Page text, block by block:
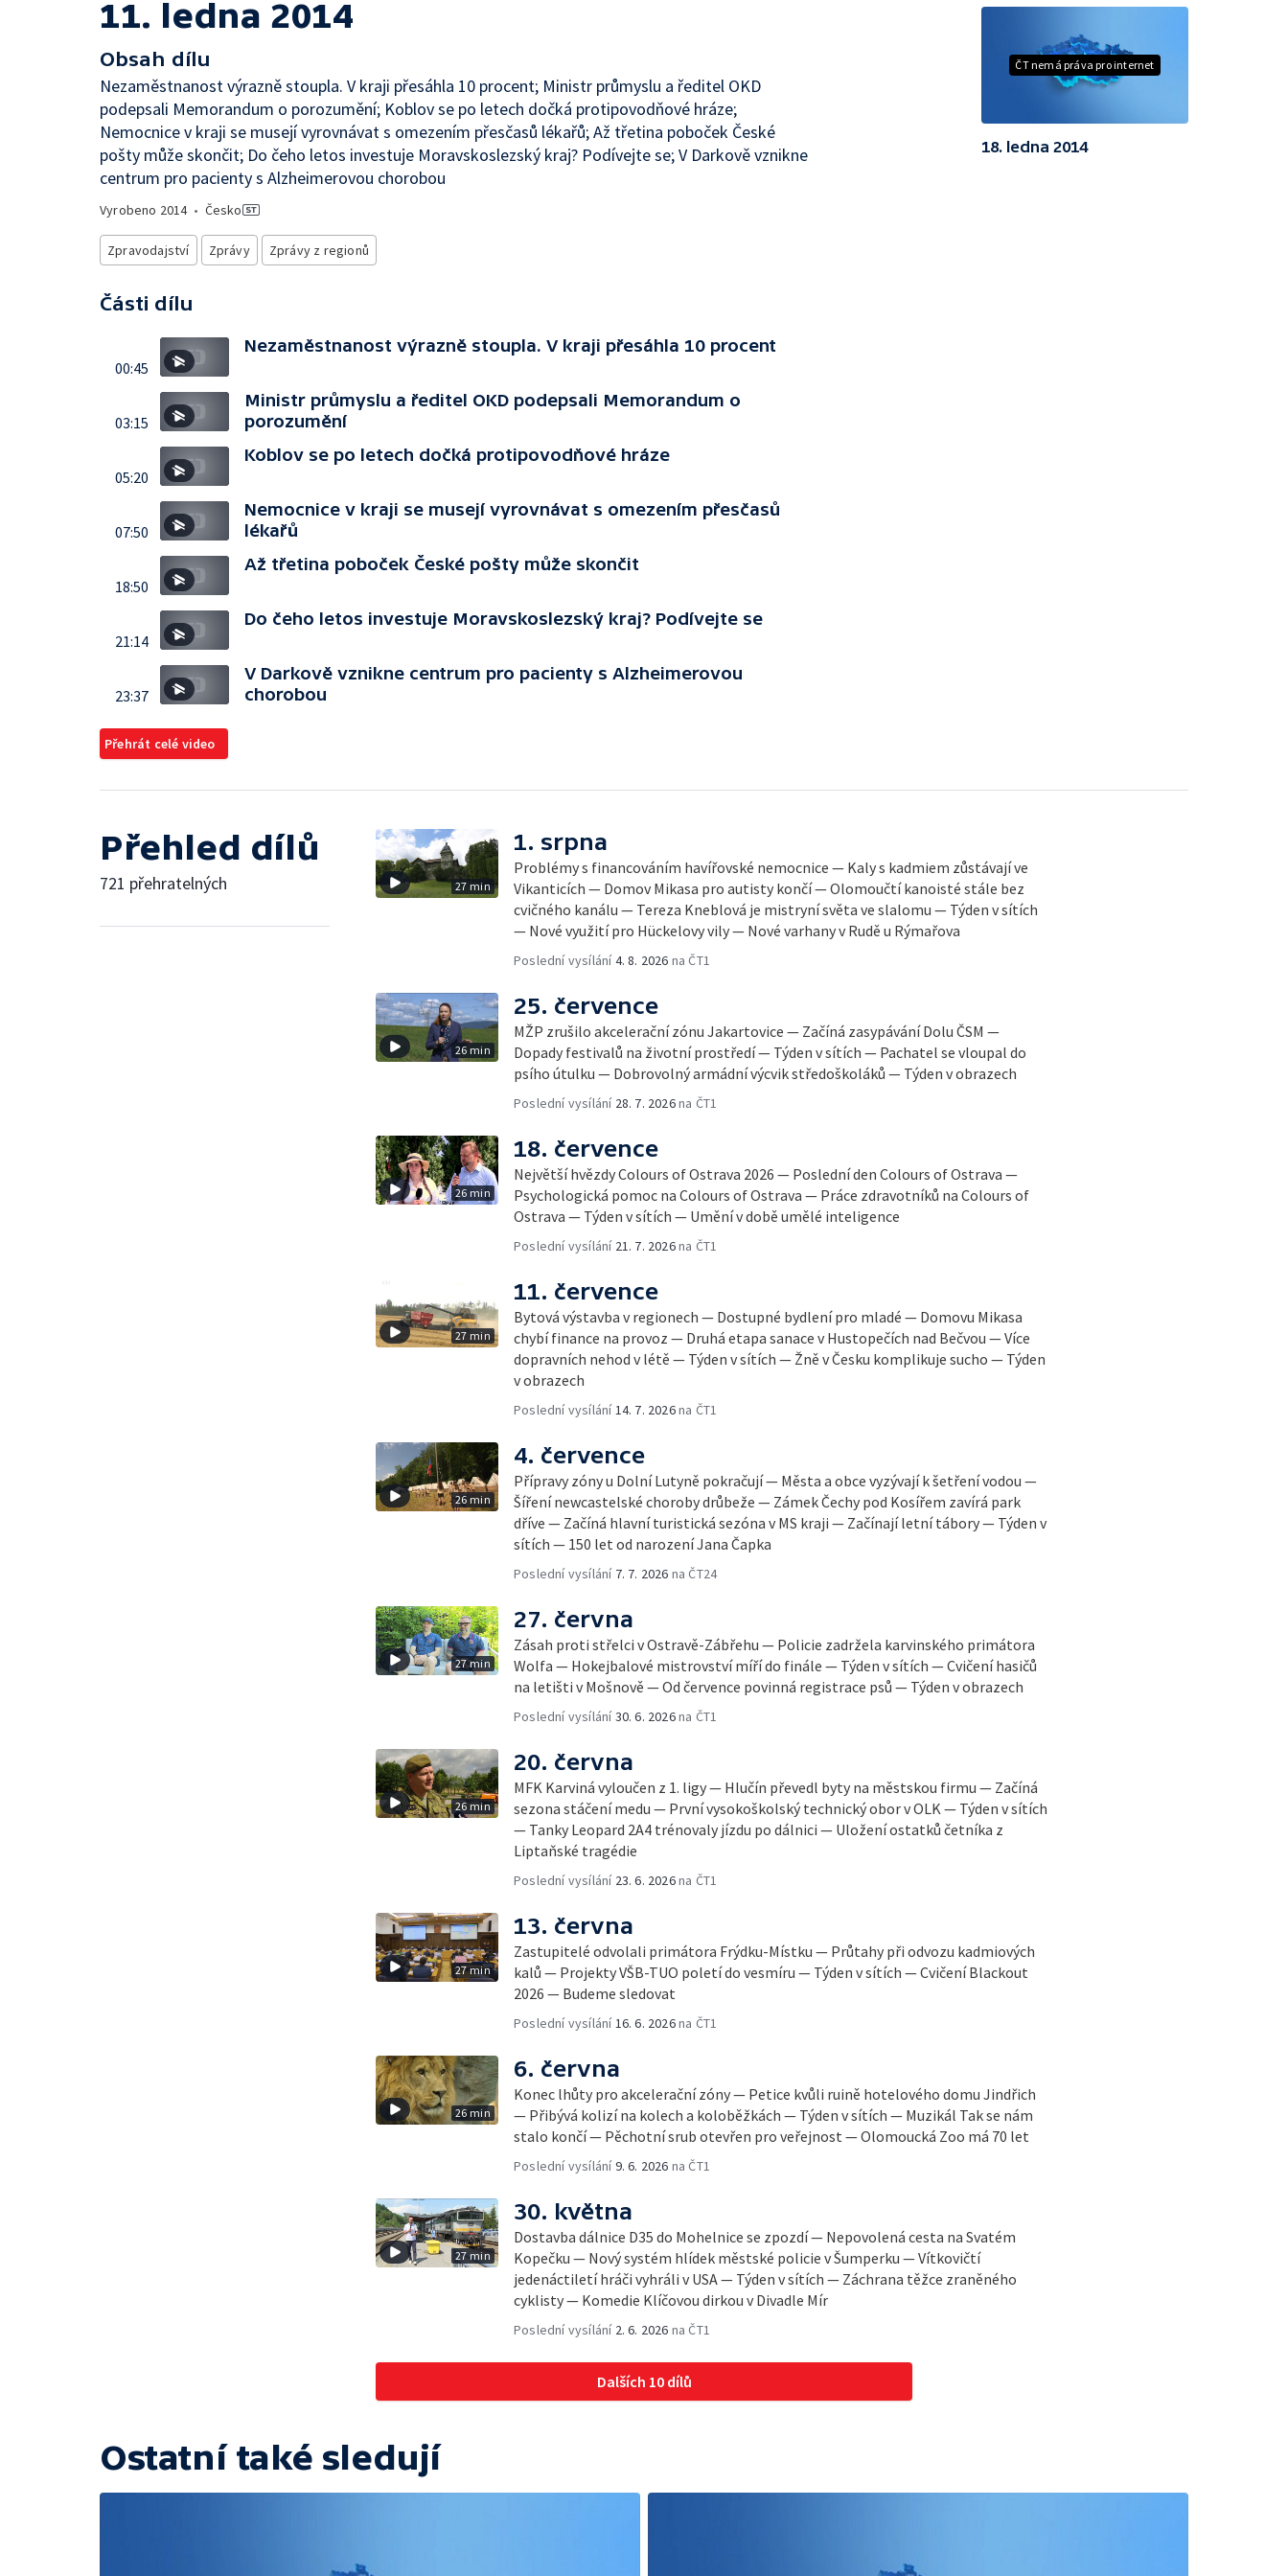
11. ledna 2014
Obsah dílu
Nezaměstnanost výrazně stoupla. V kraji přesáhla 10 procent; Ministr průmyslu a ředitel OKD
podepsali Memorandum o porozumění; Koblov se po letech dočká protipovodňové hráze;
Nemocnice v kraji se musejí vyrovnávat s omezením přesčasů lékařů; Až třetina poboček České
pošty může skončit; Do čeho letos investuje Moravskoslezský kraj? Podívejte se; V Darkově vznikne
centrum pro pacienty s Alzheimerovou chorobou
Vyrobeno 2014• Česko
Zpravodajství Zprávy Zprávy z regionů
Části dílu
00:45
Nezaměstnanost výrazně stoupla. V kraji přesáhla 10 procent
03:15
Ministr průmyslu a ředitel OKD podepsali Memorandum o
porozumění
05:20
Koblov se po letech dočká protipovodňové hráze
07:50
Nemocnice v kraji se musejí vyrovnávat s omezením přesčasů
lékařů
18:50
Až třetina poboček České pošty může skončit
21:14
Do čeho letos investuje Moravskoslezský kraj? Podívejte se
23:37
V Darkově vznikne centrum pro pacienty s Alzheimerovou
chorobou
Přehrát celé video
ČT nemá práva pro internet
18. ledna 2014
Přehled dílů
721 přehratelných 27 min
1. srpna
Problémy s financováním havířovské nemocnice — Kaly s kadmiem zůstávají ve
Vikanticích — Domov Mikasa pro autisty končí — Olomoučtí kanoisté stále bez
cvičného kanálu — Tereza Kneblová je mistryní světa ve slalomu — Týden v sítích
— Nové využití pro Hückelovy vily — Nové varhany v Rudě u Rýmařova
Poslední vysílání4. 8. 2026 na ČT1
26 min
25. července
MŽP zrušilo akcelerační zónu Jakartovice — Začíná zasypávání Dolu ČSM —
Dopady festivalů na životní prostředí — Týden v sítích — Pachatel se vloupal do
psího útulku — Dobrovolný armádní výcvik středoškoláků — Týden v obrazech
Poslední vysílání 28. 7. 2026na ČT1
26 min
18. července
Největší hvězdy Colours of Ostrava 2026 — Poslední den Colours of Ostrava —
Psychologická pomoc na Colours of Ostrava — Práce zdravotníků na Colours of
Ostrava — Týden v sítích — Umění v době umělé inteligence
Poslední vysílání 21. 7. 2026na ČT1
27 min
11. července
Bytová výstavba v regionech — Dostupné bydlení pro mladé — Domovu Mikasa
chybí finance na provoz — Druhá etapa sanace v Hustopečích nad Bečvou — Více
dopravních nehod v létě — Týden v sítích — Žně v Česku komplikuje sucho — Týden
v obrazech
Poslední vysílání14. 7. 2026na ČT1
26 min
4. července
Přípravy zóny u Dolní Lutyně pokračují — Města a obce vyzývají k šetření vodou —
Šíření newcastelské choroby drůbeže — Zámek Čechy pod Kosířem zavírá park
dříve — Začíná hlavní turistická sezóna v MS kraji — Začínají letní tábory — Týden v
sítích — 150 let od narození Jana Čapka
Poslední vysílání 7. 7. 2026 na ČT24
27 min
27. června
Zásah proti střelci v Ostravě-Zábřehu — Policie zadržela karvinského primátora
Wolfa — Hokejbalové mistrovství míří do finále — Týden v sítích — Cvičení hasičů
na letišti v Mošnově — Od července povinná registrace psů — Týden v obrazech
Poslední vysílání30. 6. 2026na ČT1
26 min
20. června
MFK Karviná vyloučen z 1. ligy — Hlučín převedl byty na městskou firmu — Začíná
sezona stáčení medu — První vysokoškolský technický obor v OLK — Týden v sítích
— Tanky Leopard 2A4 trénovaly jízdu po dálnici — Uložení ostatků četníka z
Liptaňské tragédie
Poslední vysílání 23. 6. 2026na ČT1
27 min
13. června
Zastupitelé odvolali primátora Frýdku-Místku — Průtahy při odvozu kadmiových
kalů — Projekty VŠB-TUO poletí do vesmíru — Týden v sítích — Cvičení Blackout
2026 — Budeme sledovat
Poslední vysílání16. 6. 2026na ČT1
26 min
6. června
Konec lhůty pro akcelerační zóny — Petice kvůli ruině hotelového domu Jindřich
— Přibývá kolizí na kolech a koloběžkách — Týden v sítích — Muzikál Tak se nám
stalo končí — Pěchotní srub otevřen pro veřejnost — Olomoucká Zoo má 70 let
Poslední vysílání9. 6. 2026 na ČT1
27 min
30. května
Dostavba dálnice D35 do Mohelnice se zpozdí — Nepovolená cesta na Svatém
Kopečku — Nový systém hlídek městské policie v Šumperku — Vítkovičtí
jedenáctiletí hráči vyhráli v USA — Týden v sítích — Záchrana těžce zraněného
cyklisty — Komedie Klíčovou dirkou v Divadle Mír
Poslední vysílání 2. 6. 2026 na ČT1
Dalších 10 dílů
Ostatní také sledují